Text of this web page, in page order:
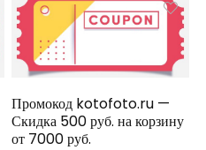
Промокод kotofoto.ru —
Скидка 500 руб. на корзину
от 7000 руб.